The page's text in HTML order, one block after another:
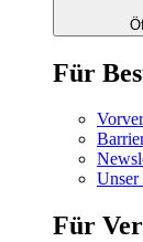
Für
Unser
Für